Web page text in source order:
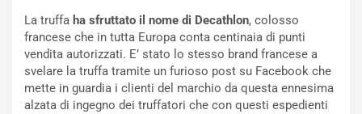
La truffa ha sfruttato il nome di Decathlon, colosso
francese che in tutta Europa conta centinaia di punti
vendita autorizzati. E’ stato lo stesso brand francese a
svelare la truffa tramite un furioso post su Facebook che
mette in guardia i clienti del marchio da questa ennesima
alzata di ingegno dei truffatori che con questi espedienti